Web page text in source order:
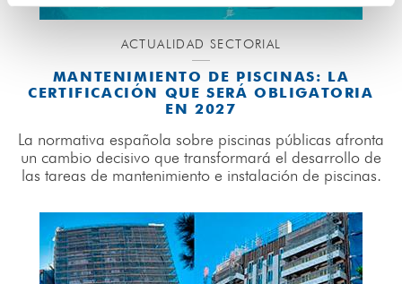
ACTUALIDAD SECTORIAL
MANTENIMIENTO DE PISCINAS: LA
CERTIFICACIÓN QUE SERÁ OBLIGATORIA
EN 2027
La normativa española sobre piscinas públicas afronta
un cambio decisivo que transformará el desarrollo de
las tareas de mantenimiento e instalación de piscinas.